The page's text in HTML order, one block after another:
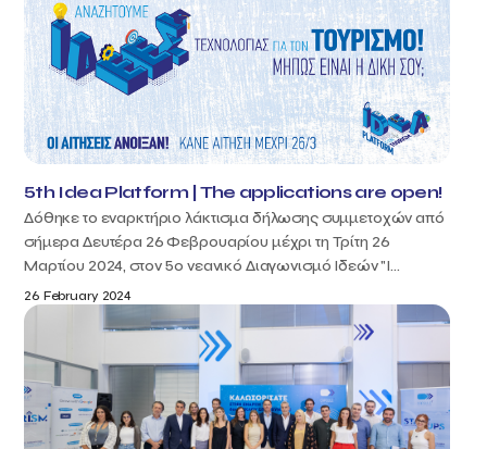
5th Idea Platform | The applications are open!
Δόθηκε το εναρκτήριο λάκτισμα δήλωσης συμμετοχών από
σήμερα Δευτέρα 26 Φεβρουαρίου μέχρι τη Τρίτη 26
Μαρτίου 2024, στον 5ο νεανικό Διαγωνισμό Ιδεών "I...
26 February 2024